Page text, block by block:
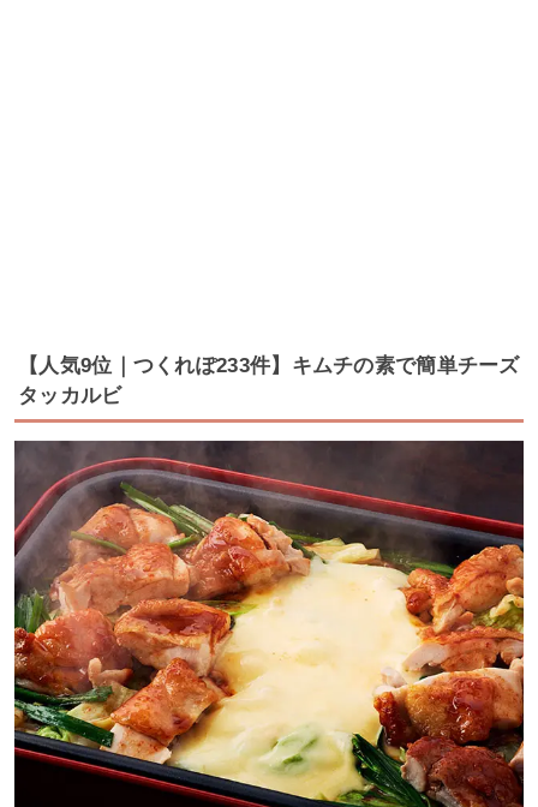
【人気9位｜つくれぽ233件】キムチの素で簡単チーズ
タッカルビ